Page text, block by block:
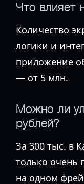
Что влияет
Количество
логики и
приложение
— от 5 млн.
Можно ли
рублей?
За 300 тыс. в
только очень
на одном